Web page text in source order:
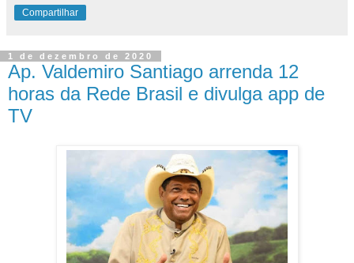
Compartilhar
1 de dezembro de 2020
Ap. Valdemiro Santiago arrenda 12
horas da Rede Brasil e divulga app de
TV